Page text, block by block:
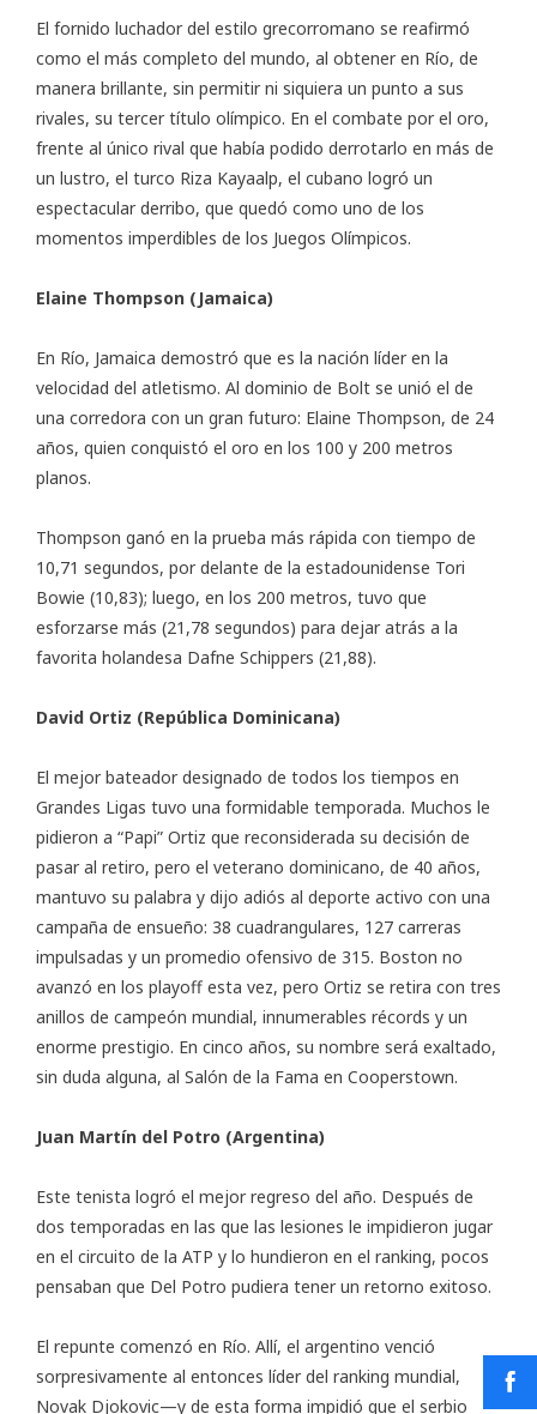
El fornido luchador del estilo grecorromano se reafirmó
como el más completo del mundo, al obtener en Río, de
manera brillante, sin permitir ni siquiera un punto a sus
rivales, su tercer título olímpico. En el combate por el oro,
frente al único rival que había podido derrotarlo en más de
un lustro, el turco Riza Kayaalp, el cubano logró un
espectacular derribo, que quedó como uno de los
momentos imperdibles de los Juegos Olímpicos.
Elaine Thompson (Jamaica)
En Río, Jamaica demostró que es la nación líder en la
velocidad del atletismo. Al dominio de Bolt se unió el de
una corredora con un gran futuro: Elaine Thompson, de 24
años, quien conquistó el oro en los 100 y 200 metros
planos.
Thompson ganó en la prueba más rápida con tiempo de
10,71 segundos, por delante de la estadounidense Tori
Bowie (10,83); luego, en los 200 metros, tuvo que
esforzarse más (21,78 segundos) para dejar atrás a la
favorita holandesa Dafne Schippers (21,88).
David Ortiz (República Dominicana)
El mejor bateador designado de todos los tiempos en
Grandes Ligas tuvo una formidable temporada. Muchos le
pidieron a “Papi” Ortiz que reconsiderada su decisión de
pasar al retiro, pero el veterano dominicano, de 40 años,
mantuvo su palabra y dijo adiós al deporte activo con una
campaña de ensueño: 38 cuadrangulares, 127 carreras
impulsadas y un promedio ofensivo de 315. Boston no
avanzó en los playoff esta vez, pero Ortiz se retira con tres
anillos de campeón mundial, innumerables récords y un
enorme prestigio. En cinco años, su nombre será exaltado,
sin duda alguna, al Salón de la Fama en Cooperstown.
Juan Martín del Potro (Argentina)
Este tenista logró el mejor regreso del año. Después de
dos temporadas en las que las lesiones le impidieron jugar
en el circuito de la ATP y lo hundieron en el ranking, pocos
pensaban que Del Potro pudiera tener un retorno exitoso.
El repunte comenzó en Río. Allí, el argentino venció
sorpresivamente al entonces líder del ranking mundial,
Novak Djokovic—y de esta forma impidió que el serbio